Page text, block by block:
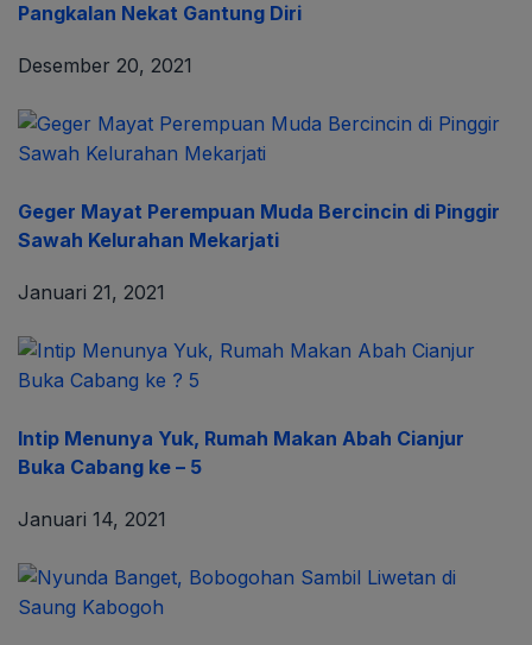
Pangkalan Nekat Gantung Diri
Desember 20, 2021
Geger Mayat Perempuan Muda Bercincin di Pinggir
Sawah Kelurahan Mekarjati
Januari 21, 2021
Intip Menunya Yuk, Rumah Makan Abah Cianjur
Buka Cabang ke – 5
Januari 14, 2021